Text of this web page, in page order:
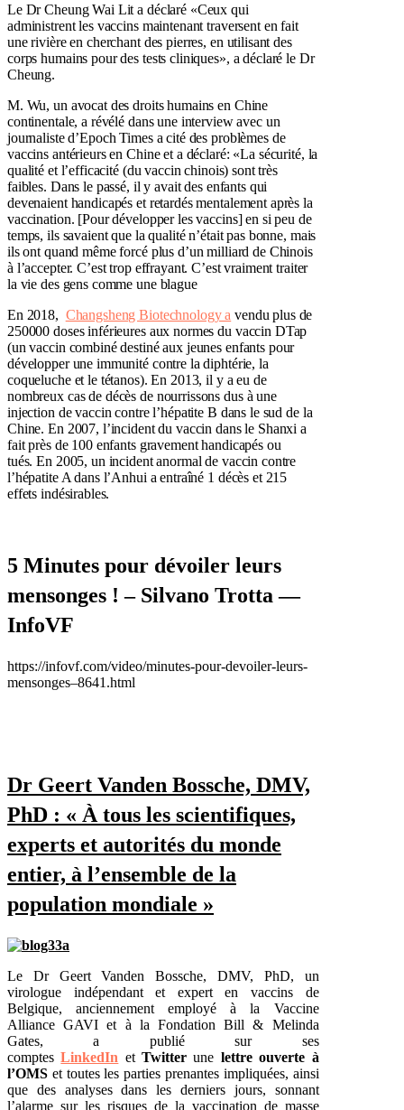
Le Dr Cheung Wai Lit a déclaré «Ceux qui
administrent les vaccins maintenant traversent en fait
une rivière en cherchant des pierres, en utilisant des
corps humains pour des tests cliniques», a déclaré le Dr
Cheung.
M. Wu, un avocat des droits humains en Chine
continentale, a révélé dans une interview avec un
journaliste d’Epoch Times a cité des problèmes de
vaccins antérieurs en Chine et a déclaré: «La sécurité, la
qualité et l’efficacité (du vaccin chinois) sont très
faibles. Dans le passé, il y avait des enfants qui
devenaient handicapés et retardés mentalement après la
vaccination. [Pour développer les vaccins] en si peu de
temps, ils savaient que la qualité n’était pas bonne, mais
ils ont quand même forcé plus d’un milliard de Chinois
à l’accepter. C’est trop effrayant. C’est vraiment traiter
la vie des gens comme une blague
En 2018, Changsheng Biotechnology a vendu plus de
250000 doses inférieures aux normes du vaccin DTap
(un vaccin combiné destiné aux jeunes enfants pour
développer une immunité contre la diphtérie, la
coqueluche et le tétanos). En 2013, il y a eu de
nombreux cas de décès de nourrissons dus à une
injection de vaccin contre l’hépatite B dans le sud de la
Chine. En 2007, l’incident du vaccin dans le Shanxi a
fait près de 100 enfants gravement handicapés ou
tués. En 2005, un incident anormal de vaccin contre
l’hépatite A dans l’Anhui a entraîné 1 décès et 215
effets indésirables.
5 Minutes pour dévoiler leurs
mensonges ! – Silvano Trotta —
InfoVF
https://infovf.com/video/minutes-pour-devoiler-leurs-
mensonges–8641.html
Dr Geert Vanden Bossche, DMV,
PhD : « À tous les scientifiques,
experts et autorités du monde
entier, à l’ensemble de la
population mondiale »
Le Dr Geert Vanden Bossche, DMV, PhD, un
virologue indépendant et expert en vaccins de
Belgique, anciennement employé à la Vaccine
Alliance GAVI et à la Fondation Bill & Melinda
Gates, a publié sur ses
comptesLinkedIn etTwitter une lettre ouverte à
l’OMS et toutes les parties prenantes impliquées, ainsi
que des analyses dans les derniers jours, sonnant
l’alarme sur les risques de la vaccination de masse